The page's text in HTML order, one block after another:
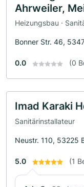
Ahrweiler,
Heizungsbau ·
Bonner Str. 46,
0.0 (0
Imad Karaki
Sanitärinstallateur
Neustr. 110, 53225
5.0 (1